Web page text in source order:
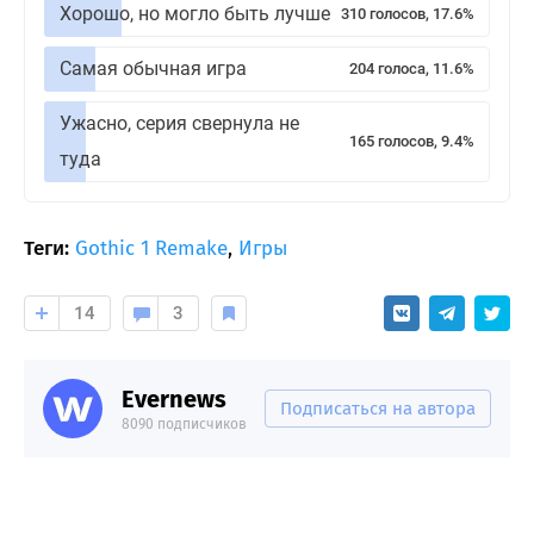
Хорошо, но могло быть лучше 310 голосов, 17.6%
Самая обычная игра 204 голоса, 11.6%
Ужасно, серия свернула не
туда
165 голосов, 9.4%
Теги: Gothic 1 Remake, Игры
14 3
Evernews
8090 подписчиков
Подписаться на автора